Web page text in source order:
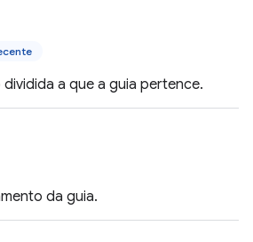
a que a guia pertence.
da guia.